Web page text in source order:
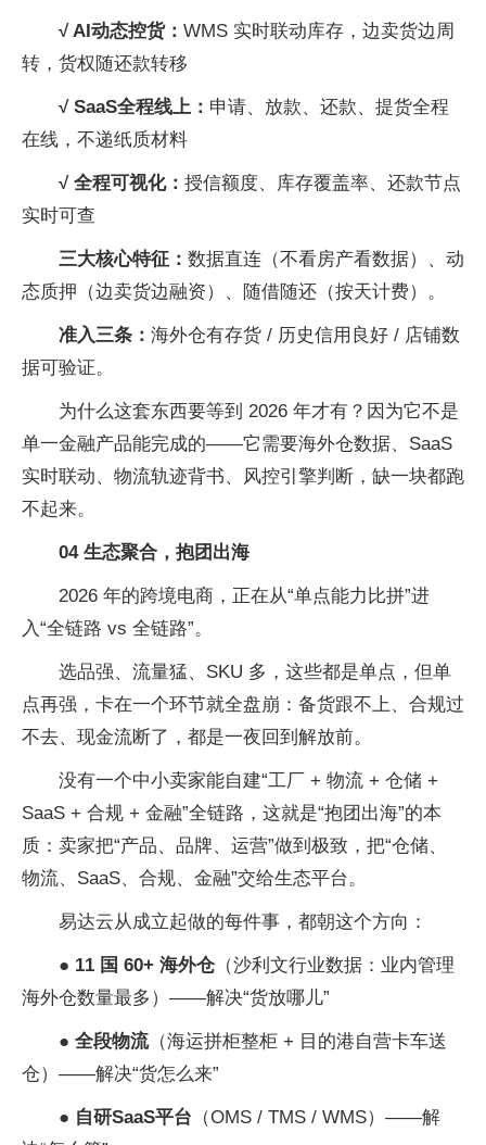
√ AI动态控货： WMS 实时联动库存，边卖货边周
转，货权随还款转移
√ SaaS全程线上： 申请、 放款、还款、提货全程
在线，不递纸质材料
√ 全程可视化： 授信额度、库存覆盖率、还款节点
实时可查
三大核心特征： 数据直连（不看房产看数据）、动
态质押（边卖货边融资）、随借随还（按天计费）。
准入三条： 海外仓有存货 / 历史信用良好 / 店铺数
据可验证。
为什么这套东西要等到 2026 年才有？因为它不是
单一金融产品能完成的——它需要海外仓数据、SaaS
实时联动、物流轨迹背书、风控引擎判断，缺一块都跑
不起来。
04 生态聚合，抱团出海
2026 年的跨境电商，正在从“单点能力比拼”进
入“全链路 vs 全链路”。
选品强、流量猛、SKU 多，这些都是单点，但单
点再强，卡在一个环节就全盘崩：备货跟不上、合规过
不去、现金流断了，都是一夜回到解放前。
没有一个中小卖家能自建“工厂 + 物流 + 仓储 +
SaaS + 合规 + 金融”全链路，这就是“抱团出海”的本
质：卖家把“产品、品牌、运营”做到极致，把“仓储、
物流、SaaS、合规、 金融”交给生态平台。
易达云从成立起做的每件事，都朝这个方向：
● 11 国 60+ 海外仓 （沙利文行业数据：业内管理
海外仓数量最多）——解决“货放哪儿”
● 全段物流（海运拼柜整柜 + 目的港自营卡车送
仓）——解决“货怎么来”
● 自研SaaS平台 （OMS / TMS / WMS）——解